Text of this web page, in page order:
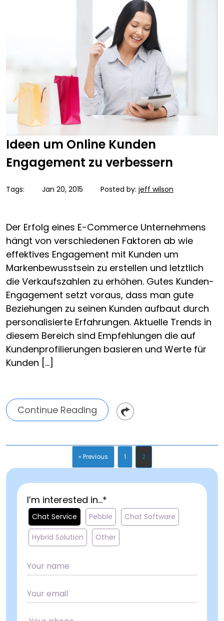
Ideen um Online Kunden
Engagement zu verbessern
Tags: Jan 20, 2015 Posted by: jeff wilson
Der Erfolg eines E-Commerce Unternehmens
hängt von verschiedenen Faktoren ab wie
effektives Engagement mit Kunden um
Markenbewusstsein zu erstellen und letztlich
die Verkaufszahlen zu erhöhen. Gutes Kunden-
Engagement setzt voraus, dass man gute
Beziehungen zu seinen Kunden aufbaut durch
personalisierte Erfahrungen. Aktuelle Trends in
diesem Bereich sind Empfehlungen die auf
Kundenprofilierungen basieren und Werte für
Kunden […]
Continue Reading
« Previous 1 2
I’m interested in...*
Chat Service Pebble Chat Software
Hybrid Solution Other